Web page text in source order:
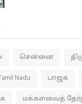
சென்னை
Nadu பாஜக
மக்களவைத்